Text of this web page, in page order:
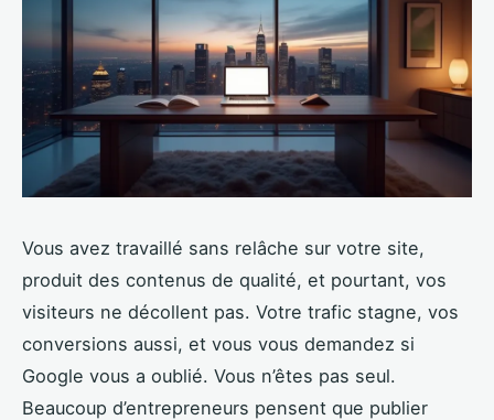
Vous avez travaillé sans relâche sur votre site,
produit des contenus de qualité, et pourtant, vos
visiteurs ne décollent pas. Votre trafic stagne, vos
conversions aussi, et vous vous demandez si
Google vous a oublié. Vous n’êtes pas seul.
Beaucoup d’entrepreneurs pensent que publier